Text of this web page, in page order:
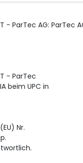
- ParTec AG: ParTec
- ParTec
beim UPC in
Nr.